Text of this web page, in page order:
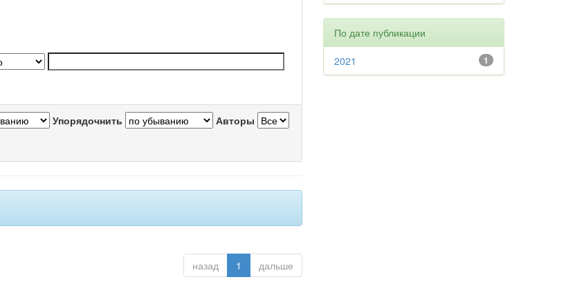
Упорядочнить Авторы
назад 1 дальше
По дате публикации
1
2021